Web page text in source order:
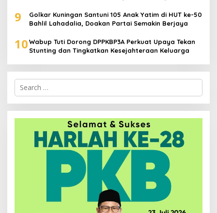
9
Golkar Kuningan Santuni 105 Anak Yatim di HUT ke-50
Bahlil Lahadalia, Doakan Partai Semakin Berjaya
10Wabup Tuti Dorong DPPKBP3A Perkuat Upaya Tekan
Stunting dan Tingkatkan Kesejahteraan Keluarga
Search
for: